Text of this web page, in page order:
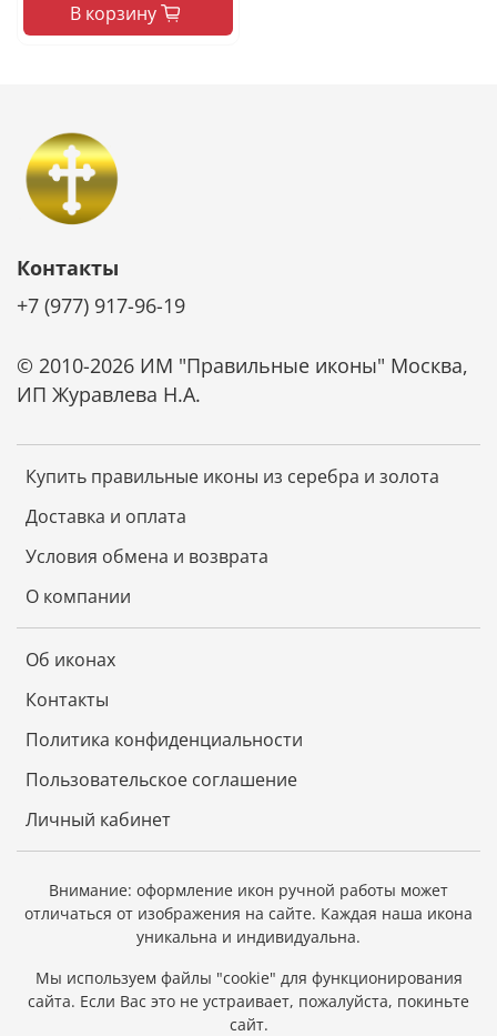
В корзину
Купить правильные иконы из серебра и золота
Доставка и оплата
Условия обмена и возврата
О компании
Об иконах
Контакты
Политика конфиденциальности
Пользовательское соглашение
Личный кабинет
Контакты
+7 (977) 917-96-19
© 2010-2026 ИМ "Правильные иконы" Москва,
ИП Журавлева Н.А.
Внимание: оформление икон ручной работы может
отличаться от изображения на сайте. Каждая наша икона
уникальна и индивидуальна.
Мы используем файлы "cookie" для функционирования
сайта. Если Вас это не устраивает, пожалуйста, покиньте
сайт.